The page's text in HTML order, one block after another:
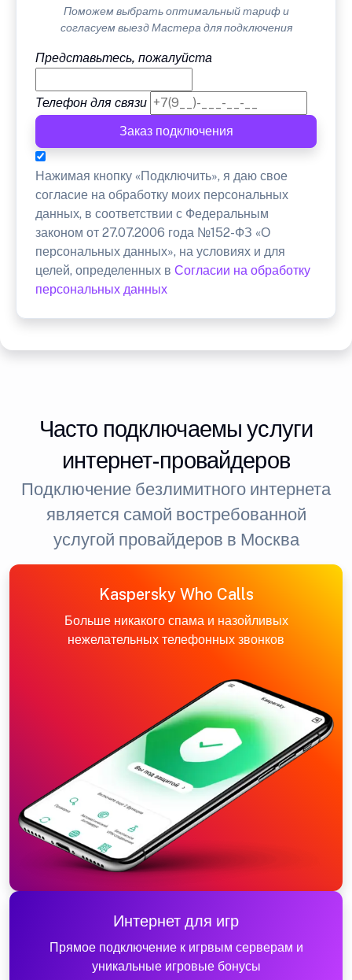
Поможем выбрать оптимальный тариф и
согласуем выезд Мастера для подключения
Представьтесь, пожалуйста
Телефон для связи
Заказ подключения
Нажимая кнопку «Подключить», я даю свое
согласие на обработку моих персональных
данных, в соответствии с Федеральным
законом от 27.07.2006 года №152-ФЗ «О
персональных данных», на условиях и для
целей, определенных в Согласии на обработку
персональных данных
Часто подключаемы услуги
интернет-провайдеров
Подключение безлимитного интернета
является самой востребованной
услугой провайдеров в Москва
Kaspersky Who Calls
Больше никакого спама и назойливых
нежелательных телефонных звонков
Интернет для игр
Прямое подключение к игрвым серверам и
уникальные игровые бонусы